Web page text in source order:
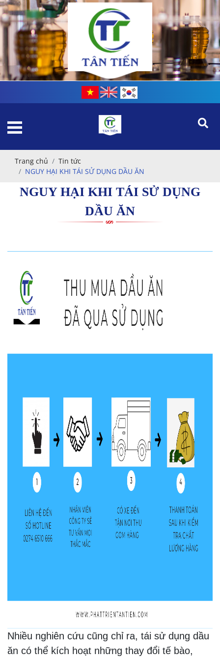
Trang chủ
Tin tức
NGUY HẠI KHI TÁI SỬ DỤNG DẦU ĂN
NGUY HẠI KHI TÁI SỬ DỤNG
DẦU ĂN
Nhiều nghiên cứu cũng chỉ ra, tái sử dụng dầu
ăn có thể kích hoạt những thay đổi tế bào,